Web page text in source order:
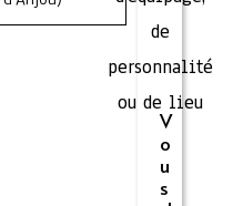
de
personnalité
ou de lieu
V
o
u
s